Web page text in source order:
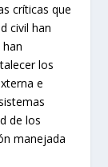
críticas que
civil han
los
e
de los
manejada